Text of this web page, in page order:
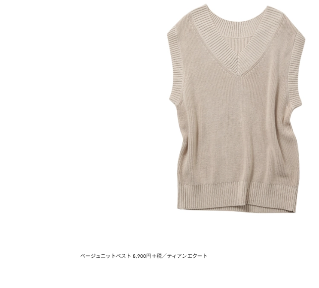
ベージュニットベスト 8,900円＋税／ティアンエクート
“憧れワンピ”を着るきっかけに♡ おしゃ
占い
【12星座別】今月の恋愛運♡ 7月23日～
8月20日の運勢は？